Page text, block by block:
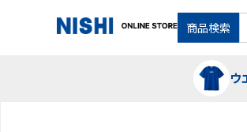
商品検索
ウ